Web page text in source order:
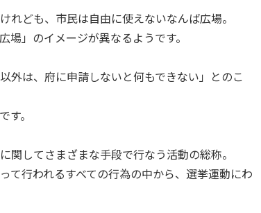
れども、市民は自由に使えないなんば広場。
」のイメージが異なるようです。
外は、府に申請しないと何もできない」とのこ
。
してさまざまな手段で行なう活動の総称。
て行われるすべての行為の中から、選挙運動にわ